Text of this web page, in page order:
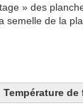
» des
de la
Température de